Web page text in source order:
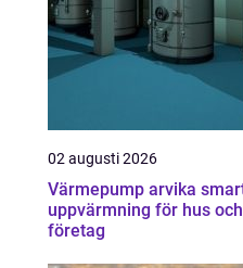
02 augusti 2026
Värmepump arvika smart
uppvärmning för hus och
företag